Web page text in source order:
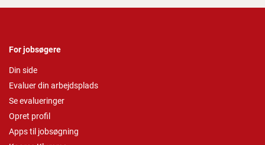
For jobsøgere
Din side
Evaluer din arbejdsplads
Se evalueringer
Opret profil
Apps til jobsøgning